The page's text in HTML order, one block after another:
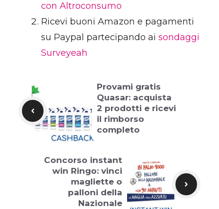
con Altroconsumo
Ricevi buoni Amazon e pagamenti
su Paypal partecipando ai sondaggi
Surveyeah
Provami gratis
Quasar: acquista
2 prodotti e ricevi
il rimborso
completo
Concorso instant
win Ringo: vinci
magliette o
palloni della
Nazionale